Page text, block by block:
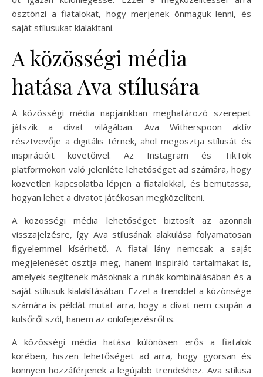
ösztönzi a fiatalokat, hogy merjenek önmaguk lenni, és
saját stílusukat kialakítani.
A közösségi média
hatása Ava stílusára
A közösségi média napjainkban meghatározó szerepet
játszik a divat világában. Ava Witherspoon aktív
résztvevője a digitális térnek, ahol megosztja stílusát és
inspirációit követőivel. Az Instagram és TikTok
platformokon való jelenléte lehetőséget ad számára, hogy
közvetlen kapcsolatba lépjen a fiatalokkal, és bemutassa,
hogyan lehet a divatot játékosan megközelíteni.
A közösségi média lehetőséget biztosít az azonnali
visszajelzésre, így Ava stílusának alakulása folyamatosan
figyelemmel kísérhető. A fiatal lány nemcsak a saját
megjelenését osztja meg, hanem inspiráló tartalmakat is,
amelyek segítenek másoknak a ruhák kombinálásában és a
saját stílusuk kialakításában. Ezzel a trenddel a közönsége
számára is példát mutat arra, hogy a divat nem csupán a
külsőről szól, hanem az önkifejezésről is.
A közösségi média hatása különösen erős a fiatalok
körében, hiszen lehetőséget ad arra, hogy gyorsan és
könnyen hozzáférjenek a legújabb trendekhez. Ava stílusa